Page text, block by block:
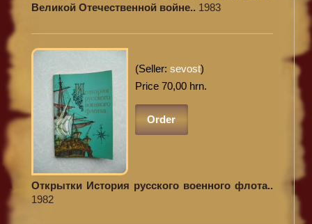
Великой Отечественной войне.. 1983
(Seller: sevost)
Price 70,00 hrn.
Order
Открытки История русского военного флота..
1982